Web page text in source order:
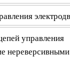
управления